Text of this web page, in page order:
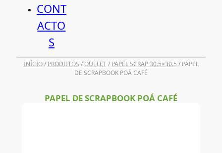
CONT
ACTO
S
INÍCIO/ PRODUTOS /OUTLET/ PAPEL SCRAP 30.5×30.5 / PAPEL
DE SCRAPBOOK POÁ CAFÉ
PAPEL DE SCRAPBOOK POÁ CAFÉ